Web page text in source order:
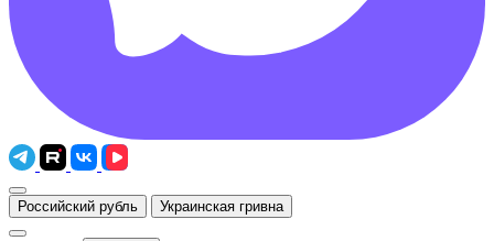
Российский рубль Украинская гривна